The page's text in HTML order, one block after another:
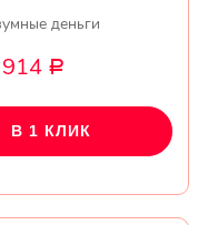
деньги
Р
В 1 КЛИК